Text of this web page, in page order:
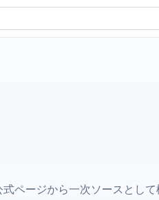
ページから一次ソースとして